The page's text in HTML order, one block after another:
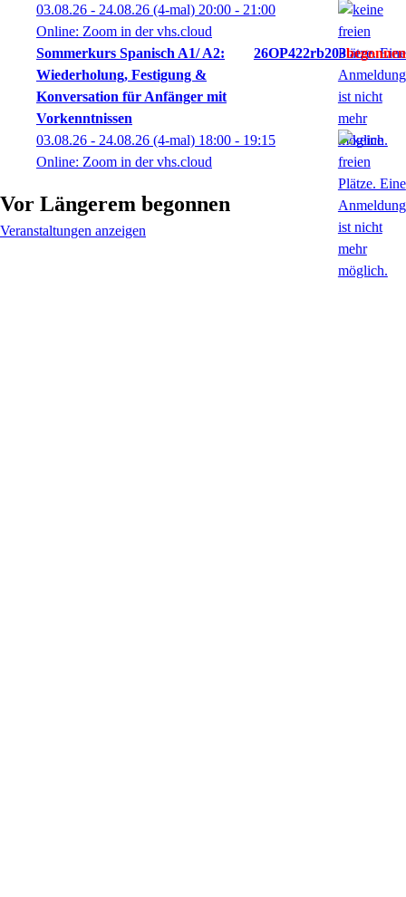
03.08.26 - 24.08.26 (4-mal) 20:00 - 21:00
Online: Zoom in der vhs.cloud
Sommerkurs Spanisch A1/ A2:
Wiederholung, Festigung &
Konversation für Anfänger mit
Vorkenntnissen
26OP422rb203
03.08.26 - 24.08.26 (4-mal) 18:00 - 19:15
Online: Zoom in der vhs.cloud
Vor Längerem begonnen
Veranstaltungen anzeigen